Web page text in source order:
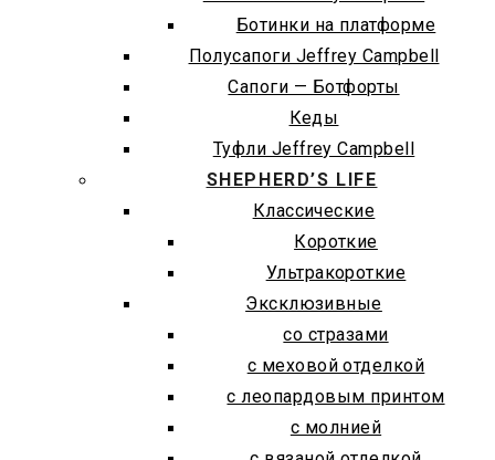
Ботинки на платформе
Полусапоги Jeffrey Campbell
Сапоги — Ботфорты
Кеды
Туфли Jeffrey Campbell
SHEPHERD’S LIFE
Классические
Короткие
Ультракороткие
Эксклюзивные
со стразами
с меховой отделкой
с леопардовым принтом
с молнией